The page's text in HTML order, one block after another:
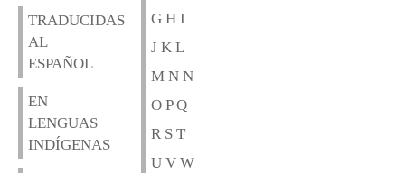
TRADUCIDAS
AL
ESPAÑOL
EN
LENGUAS
INDÍGENAS
G H I
J K L
M N N
O P Q
R S T
U V W